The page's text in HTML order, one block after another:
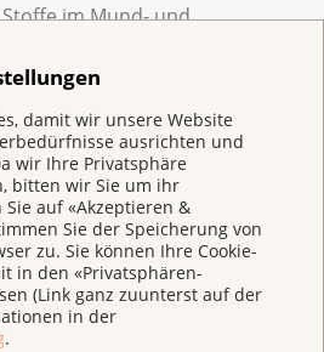
damit wir unsere Website
ausrichten und
wir Ihre Privatsphäre
bitten wir Sie um ihr
auf «Akzeptieren &
Sie der Speicherung von
zu. Sie können Ihre Cookie-
in den «Privatsphären-
(Link ganz zuunterst auf der
in der
.
im Mund- und
und trinke Alkohol.
für die Therapie?
ist ein Problem während
Alkohol:
Gesundheit.